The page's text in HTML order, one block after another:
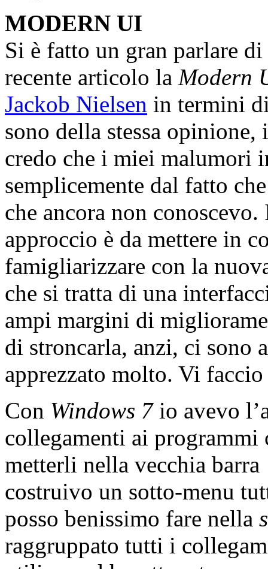
MODERN UI
Si è fatto un gran parlare
recente articolo la Modern
Jackob Nielsen in termini
sono della stessa
credo che i miei malumori
semplicemente dal fatto
che ancora non
approccio è da mettere in
famigliarizzare con la
che si tratta di una
ampi margini di
di stroncarla, anzi, ci sono
apprezzato molto. Vi
Con Windows 7io avevo
collegamenti ai programmi
metterli nella vecchia barra
costruivo un sotto-menu
posso benissimo fare nella
raggruppato tutti i